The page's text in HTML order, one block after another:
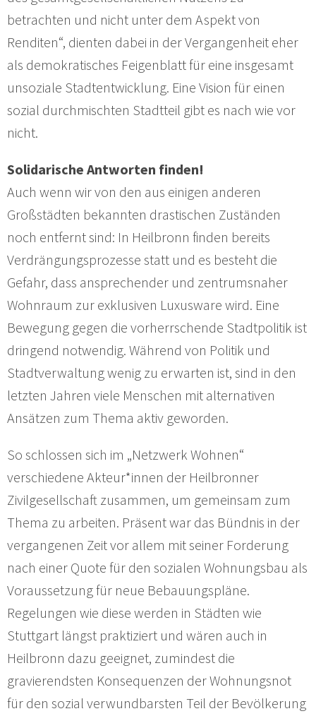
betrachten und nicht unter dem Aspekt von
Renditen“, dienten dabei in der Vergangenheit eher
als demokratisches Feigenblatt für eine insgesamt
unsoziale Stadtentwicklung. Eine Vision für einen
sozial durchmischten Stadtteil gibt es nach wie vor
nicht.
Solidarische Antworten finden!
Auch wenn wir von den aus einigen anderen
Großstädten bekannten drastischen Zuständen
noch entfernt sind: In Heilbronn finden bereits
Verdrängungsprozesse statt und es besteht die
Gefahr, dass ansprechender und zentrumsnaher
Wohnraum zur exklusiven Luxusware wird. Eine
Bewegung gegen die vorherrschende Stadtpolitik ist
dringend notwendig. Während von Politik und
Stadtverwaltung wenig zu erwarten ist, sind in den
letzten Jahren viele Menschen mit alternativen
Ansätzen zum Thema aktiv geworden.
So schlossen sich im „Netzwerk Wohnen“
verschiedene Akteur*innen der Heilbronner
Zivilgesellschaft zusammen, um gemeinsam zum
Thema zu arbeiten. Präsent war das Bündnis in der
vergangenen Zeit vor allem mit seiner Forderung
nach einer Quote für den sozialen Wohnungsbau als
Voraussetzung für neue Bebauungspläne.
Regelungen wie diese werden in Städten wie
Stuttgart längst praktiziert und wären auch in
Heilbronn dazu geeignet, zumindest die
gravierendsten Konsequenzen der Wohnungsnot
für den sozial verwundbarsten Teil der Bevölkerung